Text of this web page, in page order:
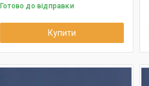
Готово до відправки
Купити